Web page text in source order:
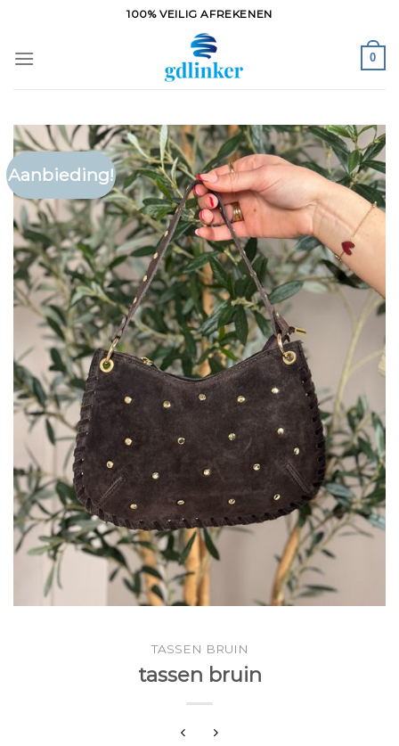
inhoud
100% VEILIG AFREKENEN
0
Aanbieding!
TASSEN BRUIN
tassen bruin